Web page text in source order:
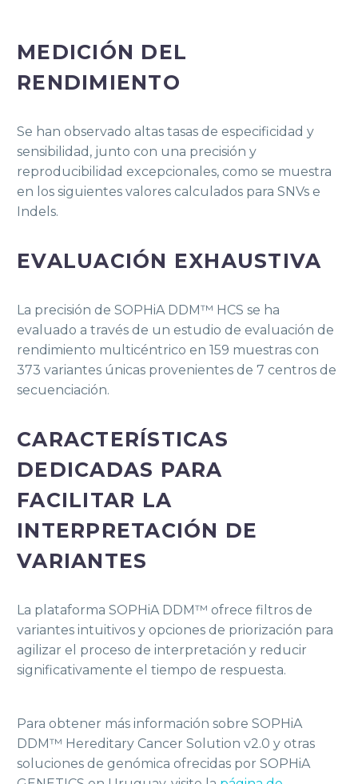
MEDICIÓN DEL
RENDIMIENTO
Se han observado altas tasas de especificidad y
sensibilidad, junto con una precisión y
reproducibilidad excepcionales, como se muestra
en los siguientes valores calculados para SNVs e
Indels.
EVALUACIÓN EXHAUSTIVA
La precisión de SOPHiA DDM™ HCS se ha
evaluado a través de un estudio de evaluación de
rendimiento multicéntrico en 159 muestras con
373 variantes únicas provenientes de 7 centros de
secuenciación.
CARACTERÍSTICAS
DEDICADAS PARA
FACILITAR LA
INTERPRETACIÓN DE
VARIANTES
La plataforma SOPHiA DDM™ ofrece filtros de
variantes intuitivos y opciones de priorización para
agilizar el proceso de interpretación y reducir
significativamente el tiempo de respuesta.
Para obtener más información sobre SOPHiA
DDM™ Hereditary Cancer Solution v2.0 y otras
soluciones de genómica ofrecidas por SOPHiA